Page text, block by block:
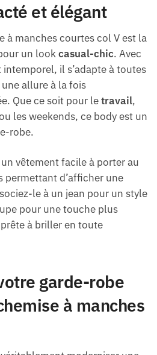
et élégant
à manches courtes col V est la
un lookcasual-chic. Avec
il s’adapte à toutes
allure à la fois
Que ce soit pour letravail,
les weekends, ce body est un
robe.
vêtement facile à porter au
d’afficher une
le à un jean pour un style
pour une touche plus
à briller en toute
garde-robe
à manches